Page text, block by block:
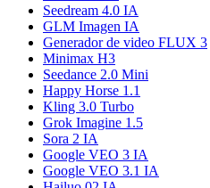
Seedream 4.0 IA
GLM Imagen IA
Generador de video FLUX 3
Minimax H3
Seedance 2.0 Mini
Happy Horse 1.1
Kling 3.0 Turbo
Grok Imagine 1.5
Sora 2 IA
Google VEO 3 IA
Google VEO 3.1 IA